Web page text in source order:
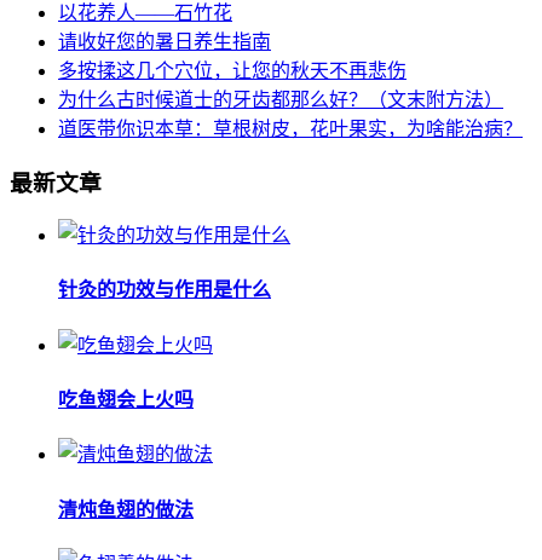
以花养人——石竹花
请收好您的暑日养生指南
多按揉这几个穴位，让您的秋天不再悲伤
为什么古时候道士的牙齿都那么好？（文末附方法）
道医带你识本草：草根树皮，花叶果实，为啥能治病？
最新文章
针灸的功效与作用是什么
吃鱼翅会上火吗
清炖鱼翅的做法